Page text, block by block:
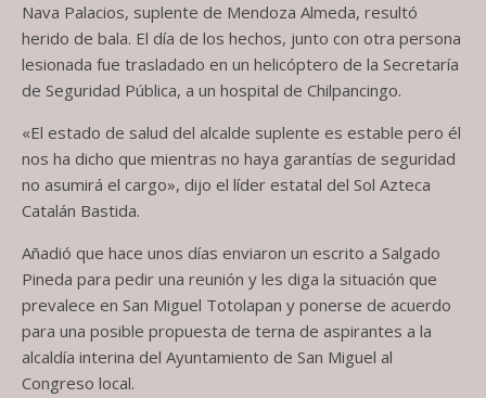
Nava Palacios, suplente de Mendoza Almeda, resultó
herido de bala. El día de los hechos, junto con otra persona
lesionada fue trasladado en un helicóptero de la Secretaría
de Seguridad Pública, a un hospital de Chilpancingo.
«El estado de salud del alcalde suplente es estable pero él
nos ha dicho que mientras no haya garantías de seguridad
no asumirá el cargo», dijo el líder estatal del Sol Azteca
Catalán Bastida.
Añadió que hace unos días enviaron un escrito a Salgado
Pineda para pedir una reunión y les diga la situación que
prevalece en San Miguel Totolapan y ponerse de acuerdo
para una posible propuesta de terna de aspirantes a la
alcaldía interina del Ayuntamiento de San Miguel al
Congreso local.